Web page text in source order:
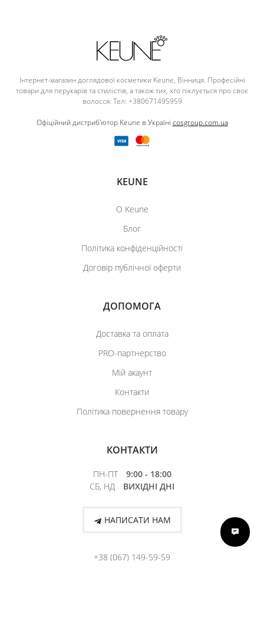
Інтернет-магазин доглядової косметики Keune, Вінниця. Професійні
товари для перукарів та стилістів, а також тих, хто піклується про своє
волосся. Тел: +380671495959
Офіційний дистриб'ютор Keune в Україні cosgroup.com.ua
KEUNE
О Keune
Блог
Політика конфіденційності
Договір публічної оферти
ДОПОМОГА
Доставка та оплата
PRO-партнерство
Мій акаунт
Контакти
Політика повернення товару
КОНТАКТИ
ПН-ПТ
9:00 - 18:00
СБ, НД
ВИХІДНІ ДНІ
НАПИСАТИ НАМ
+38 (067) 149-59-59